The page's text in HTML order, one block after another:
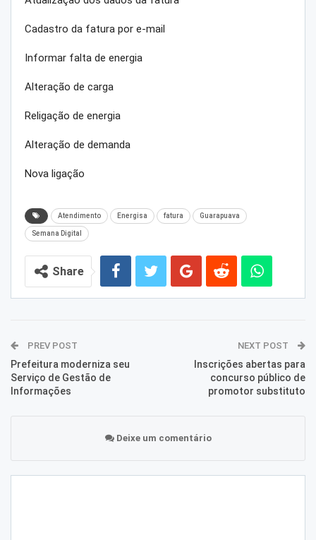
Cadastro da fatura por e-mail
Informar falta de energia
Alteração de carga
Religação de energia
Alteração de demanda
Nova ligação
Atendimento Energisa fatura Guarapuava
Semana Digital
Share
PREV POST
Prefeitura moderniza seu
Serviço de Gestão de
Informações
NEXT POST
Inscrições abertas para
concurso público de
promotor substituto
Deixe um comentário